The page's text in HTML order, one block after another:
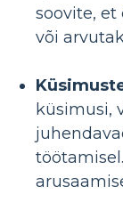
soovite, et
või
küsimusi,